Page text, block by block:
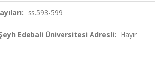
ss.593-599
Edebali Üniversitesi Adresli: Hayır